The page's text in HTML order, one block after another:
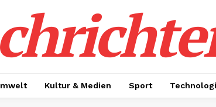
Kultur & Medien Sport